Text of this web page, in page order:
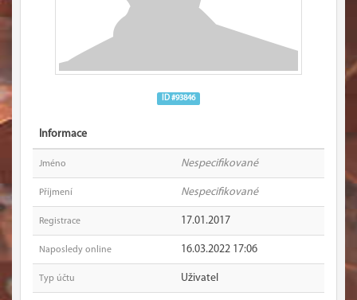
ID #93846
Informace
Jméno Nespecifikované
Příjmení Nespecifikované
Registrace 17.01.2017
Naposledy online 16.03.2022 17:06
Typ účtu Uživatel